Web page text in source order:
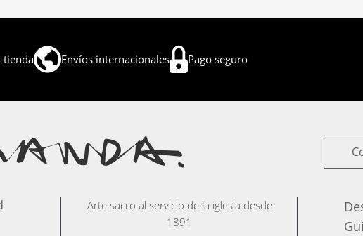
tienda Envíos internacionales Pago seguro
Arte sacro al servicio de la iglesia desde
1891